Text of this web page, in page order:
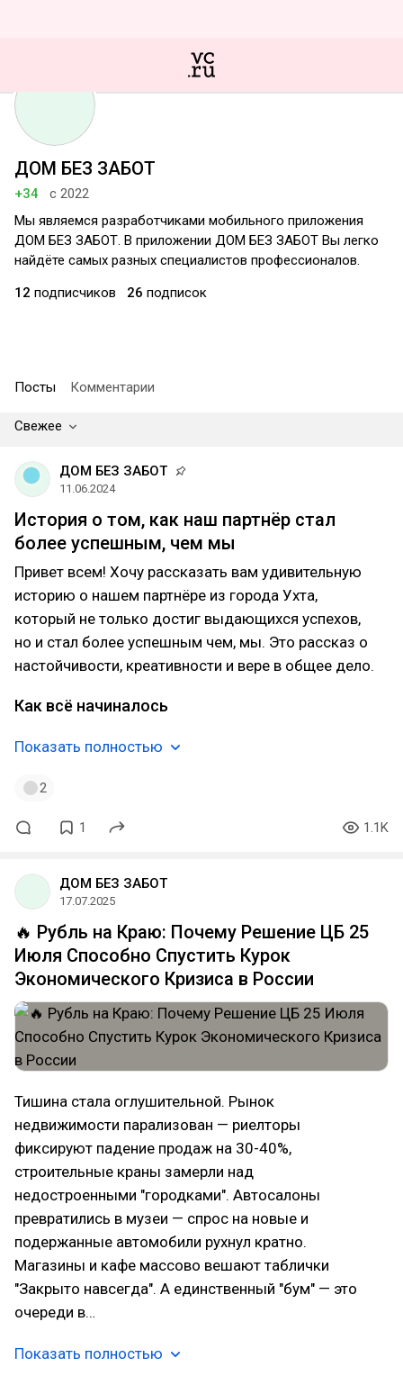
ДОМ БЕЗ ЗАБОТ
+34
с 2022
Мы являемся разработчиками мобильного приложения
ДОМ БЕЗ ЗАБОТ. В приложении ДОМ БЕЗ ЗАБОТ Вы легко
найдёте самых разных специалистов профессионалов.
12 подписчиков 26 подписок
Посты Комментарии
Свежее
ДОМ БЕЗ ЗАБОТ
11.06.2024
История о том, как наш партнёр стал
более успешным, чем мы
Привет всем! Хочу рассказать вам удивительную
историю о нашем партнёре из города Ухта,
который не только достиг выдающихся успехов,
но и стал более успешным чем, мы. Это рассказ о
настойчивости, креативности и вере в общее дело.
Как всё начиналось
Показать полностью
2
1 1.1K
ДОМ БЕЗ ЗАБОТ
17.07.2025
🔥 Рубль на Краю: Почему Решение ЦБ 25
Июля Способно Спустить Курок
Экономического Кризиса в России
Тишина стала оглушительной. Рынок
недвижимости парализован — риелторы
фиксируют падение продаж на 30-40%,
строительные краны замерли над
недостроенными "городками". Автосалоны
превратились в музеи — спрос на новые и
подержанные автомобили рухнул кратно.
Магазины и кафе массово вешают таблички
"Закрыто навсегда". А единственный "бум" — это
очереди в…
Показать полностью